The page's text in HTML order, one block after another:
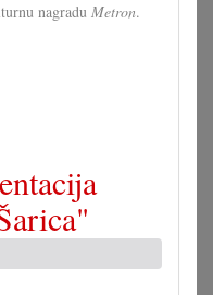
nagradu Metron.